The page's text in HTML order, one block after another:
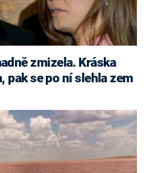
zmizela. Kráska
pak se po ní slehla zem